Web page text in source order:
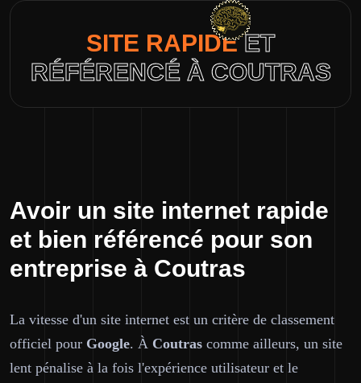
SITE RAPIDEET
RÉFÉRENCÉ À COUTRAS
Avoir un site internet rapide
et bien référencé pour son
entreprise à Coutras
La vitesse d'un site internet est un critère de classement
officiel pour Google. À Coutras comme ailleurs, un site
lent pénalise à la fois l'expérience utilisateur et le